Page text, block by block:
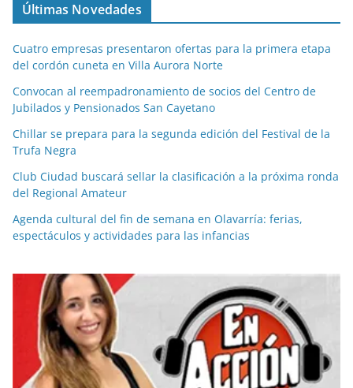
Últimas Novedades
Cuatro empresas presentaron ofertas para la primera etapa
del cordón cuneta en Villa Aurora Norte
Convocan al reempadronamiento de socios del Centro de
Jubilados y Pensionados San Cayetano
Chillar se prepara para la segunda edición del Festival de la
Trufa Negra
Club Ciudad buscará sellar la clasificación a la próxima ronda
del Regional Amateur
Agenda cultural del fin de semana en Olavarría: ferias,
espectáculos y actividades para las infancias